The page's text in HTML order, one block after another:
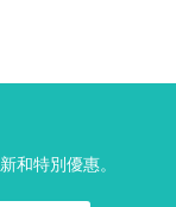
和特別優惠。